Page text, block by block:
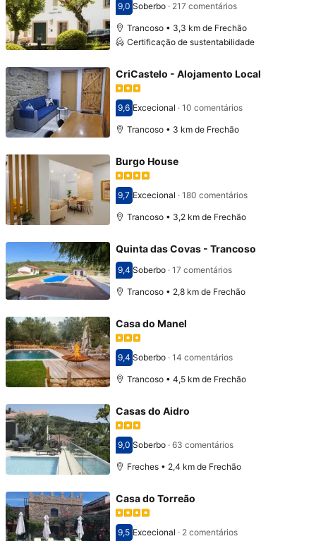
Pontuado com 9,0
9,0 Soberbo· 217 comentários
Trancoso • 3,3 km de Frechão
Certificação de sustentabilidade
CriCastelo - Alojamento Local
Pontuado com 9,6
9,6 Excecional · 10 comentários
Trancoso • 3 km de Frechão
Burgo House
Pontuado com 9,7
9,7 Excecional · 180 comentários
Trancoso • 3,2 km de Frechão
Quinta das Covas - Trancoso
Pontuado com 9,4
9,4 Soberbo· 17 comentários
Trancoso • 2,8 km de Frechão
Casa do Manel
Pontuado com 9,4
9,4 Soberbo· 14 comentários
Trancoso • 4,5 km de Frechão
Casas do Aidro
Pontuado com 9,0
9,0 Soberbo· 63 comentários
Freches • 2,4 km de Frechão
Casa do Torreão
Pontuado com 9,5
9,5 Excecional · 2 comentários